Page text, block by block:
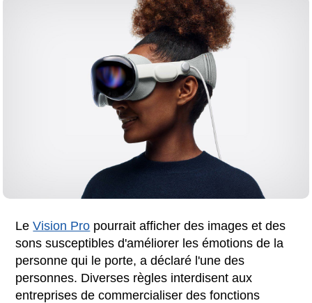
LeVision Pro pourrait afficher des images et des
sons susceptibles d'améliorer les émotions de la
personne qui le porte, a déclaré l'une des
personnes. Diverses règles interdisent aux
entreprises de commercialiser des fonctions